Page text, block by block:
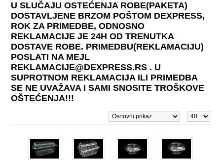
U SLUČAJU OSTEĆENJA ROBE(PAKETA)
DOSTAVLJENE BRZOM POŠTOM DEXPRESS,
ROK ZA PRIMEDBE, ODNOSNO
REKLAMACIJE JE 24H OD TRENUTKA
DOSTAVE ROBE. PRIMEDBU(REKLAMACIJU)
POSLATI NA MEJL
REKLAMACIJE@DEXPRESS.RS . U
SUPROTNOM REKLAMACIJA ILI PRIMEDBA
SE NE UVAŽAVA I SAMI SNOSITE TROŠKOVE
OŠTEĆENJA!!!